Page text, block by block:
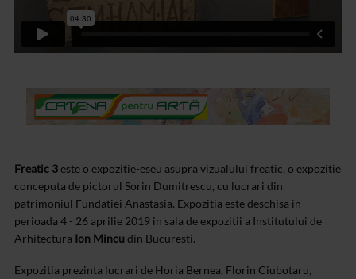
Freatic 3este o expozitie-eseu asupra vizualului freatic, o expozitie
conceputa de pictorul Sorin Dumitrescu, cu lucrari din
patrimoniul Fundatiei Anastasia. Expozitia este deschisa in
perioada 4 - 26 aprilie 2019 in sala de expozitii a Institutului de
Arhitectura Ion Mincu din Bucuresti.
Expozitia prezinta lucrari de Horia Bernea, Florin Ciubotaru,